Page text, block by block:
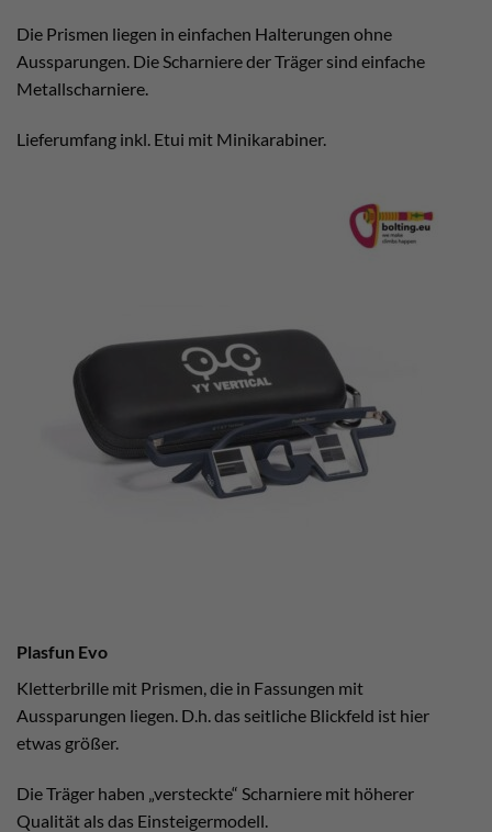
Die Prismen liegen in einfachen Halterungen ohne
Aussparungen. Die Scharniere der Träger sind einfache
Metallscharniere.
Lieferumfang inkl. Etui mit Minikarabiner.
Plasfun Evo
Kletterbrille mit Prismen, die in Fassungen mit
Aussparungen liegen. D.h. das seitliche Blickfeld ist hier
etwas größer.
Die Träger haben „versteckte“ Scharniere mit höherer
Qualität als das Einsteigermodell.